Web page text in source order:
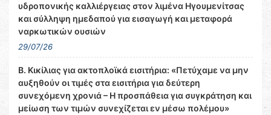
υδροπονικής καλλιέργειας στον λιμένα Ηγουμενίτσας
και σύλληψη ημεδαπού για εισαγωγή και μεταφορά
ναρκωτικών ουσιών
29/07/26
Β. Κικίλιας για ακτοπλοϊκά εισιτήρια: «Πετύχαμε να μην
αυξηθούν οι τιμές στα εισιτήρια για δεύτερη
συνεχόμενη χρονιά – Η προσπάθεια για συγκράτηση και
μείωση των τιμών συνεχίζεται εν μέσω πολέμου»